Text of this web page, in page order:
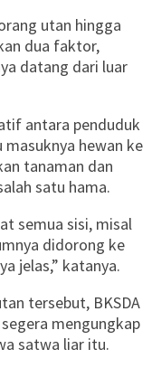
utan hingga
dua faktor,
datang dari luar
antara penduduk
hewan ke
tanaman dan
satu hama.
semua sisi, misal
didorong ke
jelas,” katanya.
tersebut, BKSDA
mengungkap
satwa liar itu.